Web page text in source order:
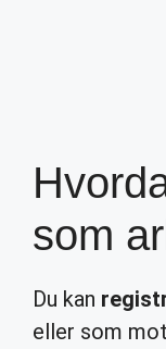
som
Du kan
eller som